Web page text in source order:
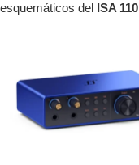
esquemáticos del ISA 110